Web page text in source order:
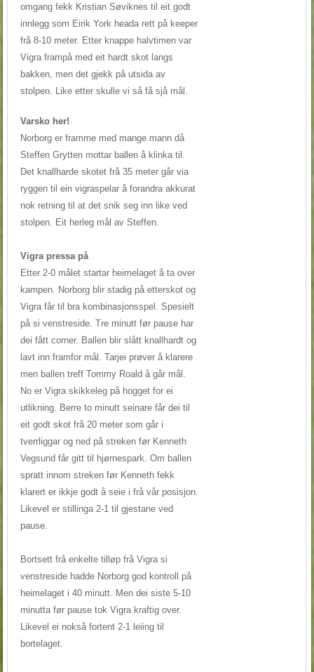
omgang fekk Kristian Søviknes til eit godt
innlegg som Eirik York heada rett på keeper
frå 8-10 meter. Etter knappe halvtimen var
Vigra frampå med eit hardt skot langs
bakken, men det gjekk på utsida av
stolpen. Like etter skulle vi så få sjå mål.
Varsko her!
Norborg er framme med mange mann då
Steffen Grytten mottar ballen å klinka til.
Det knallharde skotet frå 35 meter går via
ryggen til ein vigraspelar å forandra akkurat
nok retning til at det snik seg inn like ved
stolpen. Eit herleg mål av Steffen.
Vigra pressa på
Etter 2-0 målet startar heimelaget å ta over
kampen. Norborg blir stadig på etterskot og
Vigra får til bra kombinasjonsspel. Spesielt
på si venstreside. Tre minutt før pause har
dei fått corner. Ballen blir slått knallhardt og
lavt inn framfor mål. Tarjei prøver å klarere
men ballen treff Tommy Roald å går mål.
No er Vigra skikkeleg på hogget for ei
utlikning. Berre to minutt seinare får dei til
eit godt skot frå 20 meter som går i
tverrliggar og ned på streken før Kenneth
Vegsund får gitt til hjørnespark. Om ballen
spratt innom streken før Kenneth fekk
klarert er ikkje godt å seie i frå vår posisjon.
Likevel er stillinga 2-1 til gjestane ved
pause.
Bortsett frå enkelte tilløp frå Vigra si
venstreside hadde Norborg god kontroll på
heimelaget i 40 minutt. Men dei siste 5-10
minutta før pause tok Vigra kraftig over.
Likevel ei nokså fortent 2-1 leiing til
bortelaget.